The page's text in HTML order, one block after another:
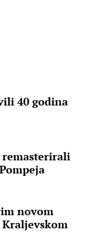
40 godina
remasterirali
novom